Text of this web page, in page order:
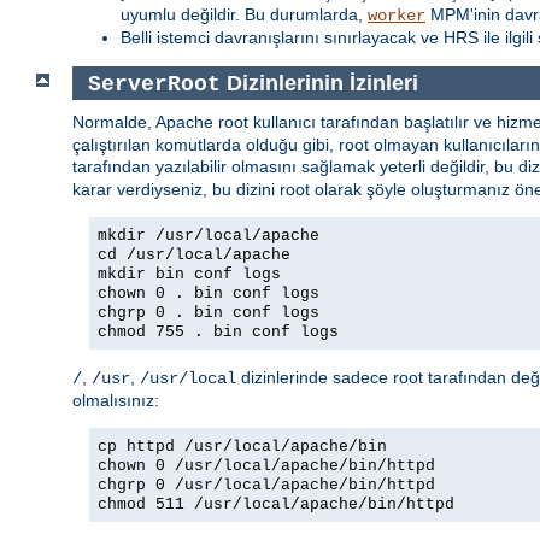
uyumlu değildir. Bu durumlarda, worker MPM'inin
Belli istemci davranışlarını sınırlayacak ve HRS ile
ServerRoot Dizinlerinin İzinleri
Normalde, Apache root kullanıcı tarafından başlatılır ve
çalıştırılan komutlarda olduğu gibi, root olmayan
tarafından yazılabilir olmasını sağlamak yeterli değildir, bu
karar verdiyseniz, bu dizini root olarak şöyle oluşturmanız
mkdir /usr/local/apache
cd /usr/local/apache
mkdir bin conf logs
chown 0 . bin conf logs
chgrp 0 . bin conf logs
chmod 755 . bin conf logs
/, /usr, /usr/local dizinlerinde sadece root tarafından
olmalısınız:
cp httpd /usr/local/apache/bin
chown 0 /usr/local/apache/bin/httpd
chgrp 0 /usr/local/apache/bin/httpd
chmod 511 /usr/local/apache/bin/httpd